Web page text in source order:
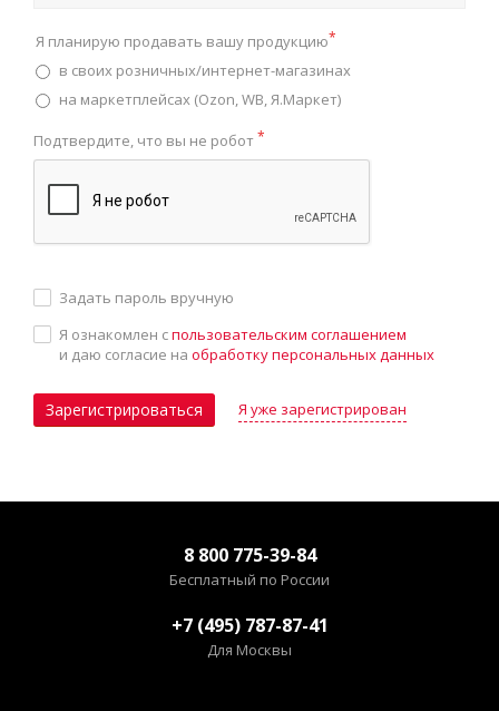
Я планирую продавать вашу продукцию*
в своих розничных/интернет-магазинах
на маркетплейсах (Ozon, WB, Я.Маркет)
Подтвердите, что вы не робот*
Задать пароль вручную
Я ознакомлен спользовательским соглашением
и даю согласие на обработку персональных данных
Зарегистрироваться Я уже зарегистрирован
8 800 775-39-84
Бесплатный по России
+7 (495) 787-87-41
Для Москвы